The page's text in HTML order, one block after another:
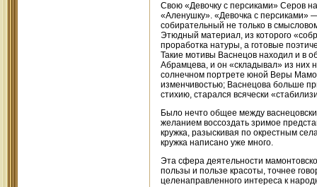
Свою «Девочку с персиками» Серов
«Аленушку». «Девочка с персиками»
собирательный не только в
Этюдный материал, из которого
проработка натуры, а готовые
Такие мотивы Васнецов находил и в
Абрамцева, и он «складывал» из них
солнечном портрете юной Веры
изменчивостью; Васнецова больше
стихию, старался всячески
Было нечто общее между
желанием воссоздать зримое
кружка, разыскивая по окрестным
кружка написано уже много.
Эта сфера деятельности
пользы и пользе красоты, точнее
целенаправленного интереса к